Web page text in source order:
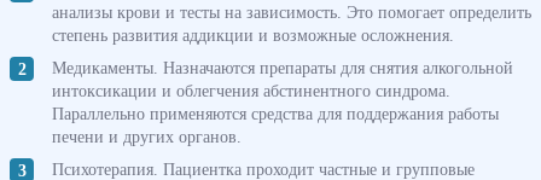
анализы крови и тесты на зависимость. Это помогает определить
степень развития аддикции и возможные осложнения.
Медикаменты. Назначаются препараты для снятия алкогольной
интоксикации и облегчения абстинентного синдрома.
Параллельно применяются средства для поддержания работы
печени и других органов.
Психотерапия. Пациентка проходит частные и групповые